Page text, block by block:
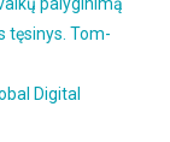
palyginimą
tęsinys. Tom-
Digital